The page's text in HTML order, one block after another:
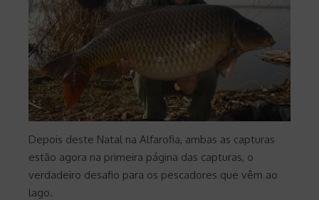
Depois deste Natal na Alfarofia, ambas as capturas
estão agora na primeira página das capturas, o
verdadeiro desafio para os pescadores que vêm ao
lago.